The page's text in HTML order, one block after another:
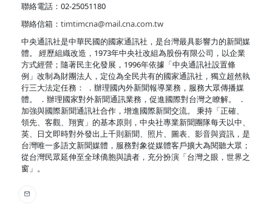
聯絡電話：02-25051180
聯絡信箱： timtimcna@mail.cna.com.tw
中央通訊社是中華民國的國家通訊社，是台灣最具影響力的新聞媒
體。 經歷組織改造，1973年中央社改組為股份有限公司，以企業
方式經營；隨著民主化發展，1996年依據「中央通訊社設置條
例」改制為財團法人，定位為全民共有的國家通訊社，獨立超然執
行三大法定任務： ．辦理國內外新聞報導業務，服務大眾傳播媒
體。 ．辦理國家對外新聞通訊業務，促進國際對台灣之瞭解。 ．
加強與國際新聞通訊社合作，增進國際新聞交流。 秉持「正確、
領先、客觀、翔實」的基本原則，中央社專業新聞團隊每天以中、
英、日文即時對外發出上千則新聞、照片、圖表、影音與資訊，是
台灣唯一多語文新聞媒體，服務對象從媒體客戶擴大為閱聽大眾；
從台灣民眾延伸至全球僑胞與讀者，充分扮演「台灣之眼，世界之
窗」。